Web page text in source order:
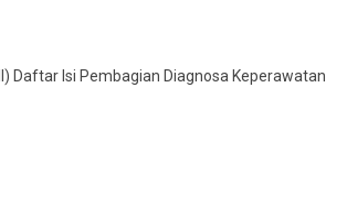
Daftar Isi Pembagian Diagnosa Keperawatan